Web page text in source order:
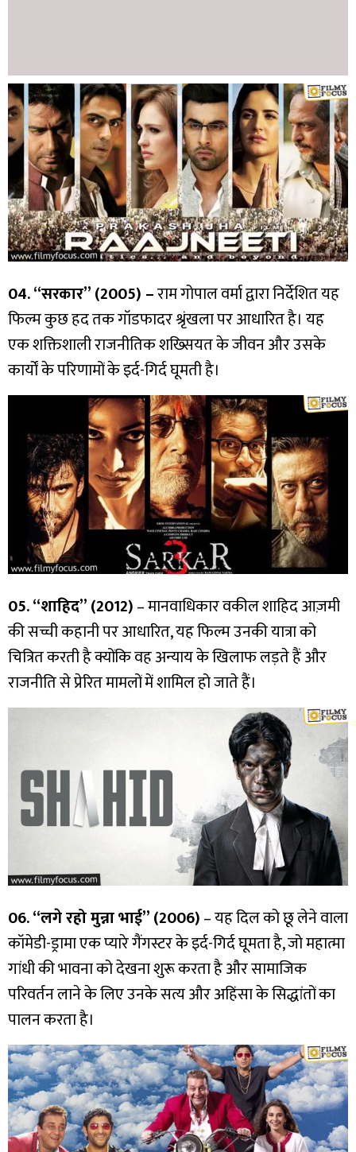
04. “सरकार” (2005) –राम गोपाल वर्मा द्वारा निर्देशित यह
फिल्म कुछ हद तक गॉडफादर श्रृंखला पर आधारित है। यह
एक शक्तिशाली राजनीतिक शख्सियत के जीवन और उसके
कार्यों के परिणामों के इर्द-गिर्द घूमती है।
05. “शाहिद” (2012)– मानवाधिकार वकील शाहिद आज़मी
की सच्ची कहानी पर आधारित, यह फिल्म उनकी यात्रा को
चित्रित करती है क्योंकि वह अन्याय के खिलाफ लड़ते हैं और
राजनीति से प्रेरित मामलों में शामिल हो जाते हैं।
06. “लगे रहो मुन्ना भाई” (2006)– यह दिल को छू लेने वाला
कॉमेडी-ड्रामा एक प्यारे गैंगस्टर के इर्द-गिर्द घूमता है, जो महात्मा
गांधी की भावना को देखना शुरू करता है और सामाजिक
परिवर्तन लाने के लिए उनके सत्य और अहिंसा के सिद्धांतों का
पालन करता है।